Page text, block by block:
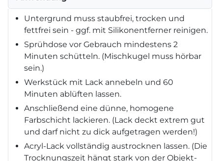
Untergrund muss staubfrei, trocken und
fettfrei sein - ggf. mit Silikonentferner reinigen.
Sprühdose vor Gebrauch mindestens 2
Minuten schütteln. (Mischkugel muss hörbar
sein.)
Werkstück mit Lack annebeln und 60
Minuten ablüften lassen.
Anschließend eine dünne, homogene
Farbschicht lackieren. (Lack deckt extrem gut
und darf nicht zu dick aufgetragen werden!)
Acryl-Lack vollständig austrocknen lassen. (Die
Trocknungszeit hängt stark von der Objekt-